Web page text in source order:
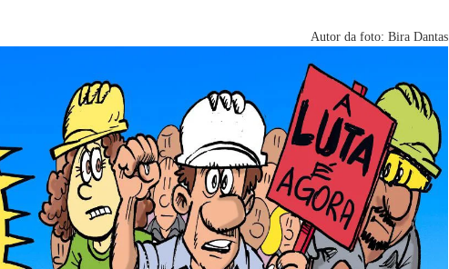
Autor da foto: Bira Dantas